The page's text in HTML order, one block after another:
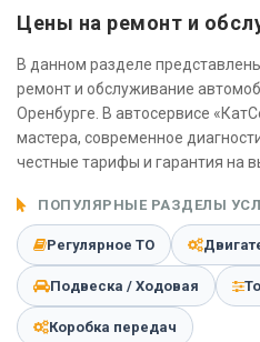
Цены на ремонт и
В данном разделе
ремонт и обслуживание
Оренбурге. В автосервисе
мастера, современное
честные тарифы и гарантия на
ПОПУЛЯРНЫЕ РАЗДЕЛЫ
Регулярное ТО
Подвеска / Ходовая
Коробка передач